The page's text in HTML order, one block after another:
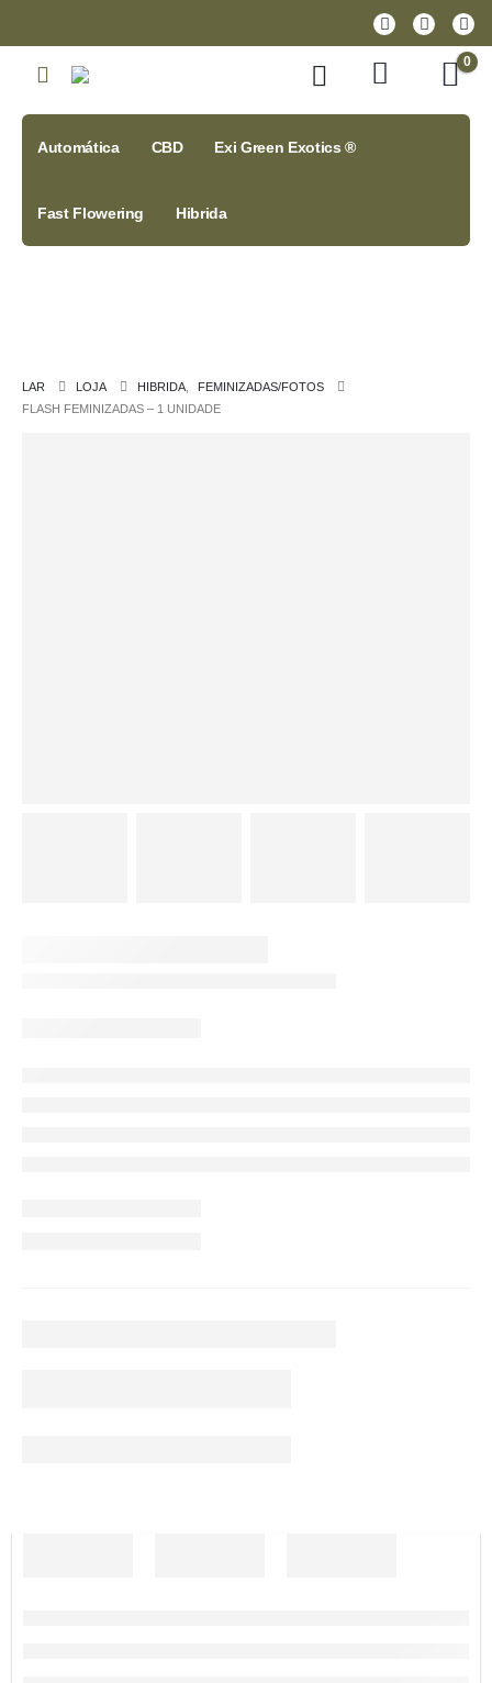
0
Automática CBD Exi Green Exotics ®
Fast Flowering Hibrida
LAR LOJA HIBRIDA
FEMINIZADAS/FOTOS
FLASH FEMINIZADAS – 1 UNIDADE